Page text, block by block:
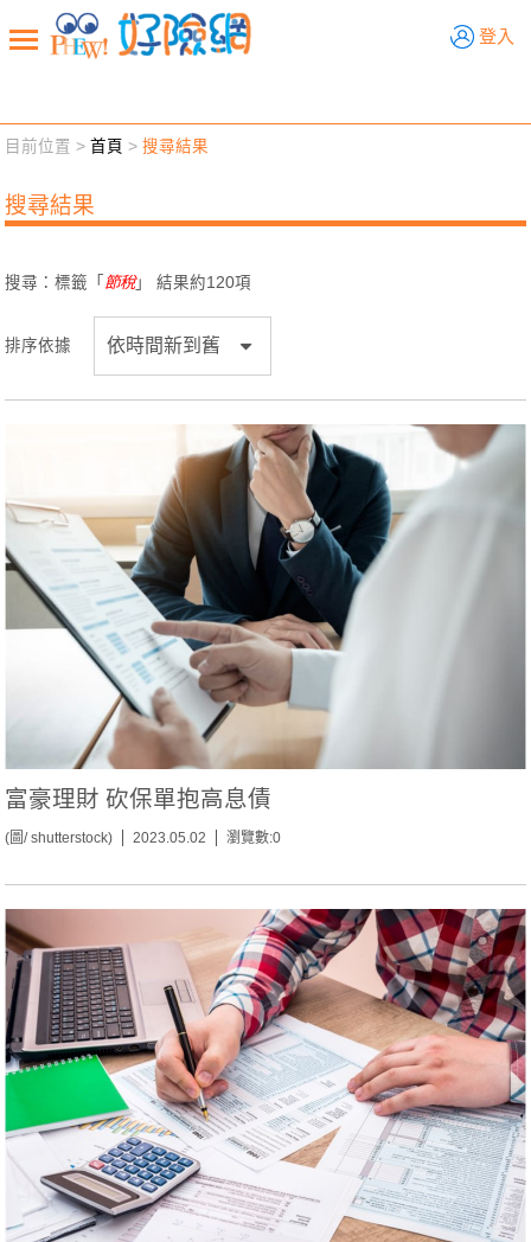
登入
新聞觀點 業務交流
退休先準備 好險學堂 輔銷工具 活動專區
目前位置 >首頁 >搜尋結果
搜尋結果
搜尋：標籤「 節稅」 結果約120項
排序依據
富豪理財 砍保單抱高息債
(圖/ shutterstock) 2023.05.02 瀏覽數:0